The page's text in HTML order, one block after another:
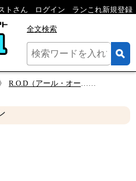
トさん ログイン ランこれ新規登録
全文検索
R.O.D（アール・オー・ディー）キャラクター人気投票